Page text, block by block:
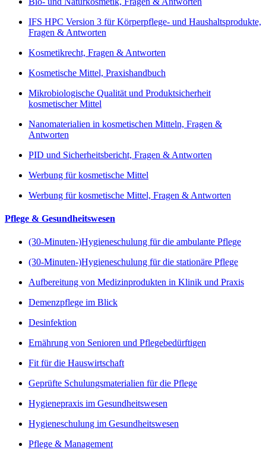
IFS HPC Version 3 für Körperpflege- und Haushaltsprodukte,
Fragen & Antworten
Kosmetikrecht, Fragen & Antworten
Kosmetische Mittel, Praxishandbuch
Mikrobiologische Qualität und Produktsicherheit
kosmetischer Mittel
Nanomaterialien in kosmetischen Mitteln, Fragen &
Antworten
PID und Sicherheitsbericht, Fragen & Antworten
Werbung für kosmetische Mittel
Werbung für kosmetische Mittel, Fragen & Antworten
Pflege & Gesundheitswesen
(30-Minuten-)Hygieneschulung für die ambulante Pflege
(30-Minuten-)Hygieneschulung für die stationäre Pflege
Aufbereitung von Medizinprodukten in Klinik und Praxis
Demenzpflege im Blick
Desinfektion
Ernährung von Senioren und Pflegebedürftigen
Fit für die Hauswirtschaft
Geprüfte Schulungsmaterialien für die Pflege
Hygienepraxis im Gesundheitswesen
Hygieneschulung im Gesundheitswesen
Pflege & Management